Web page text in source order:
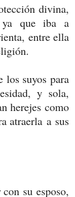
divina,
ya que iba a
entre ella
los suyos para
y sola,
herejes como
atraerla a sus
su esposo,